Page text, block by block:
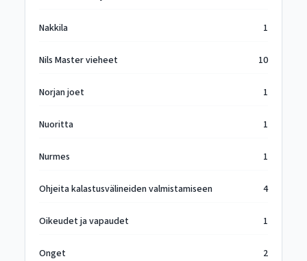
Nakkila 1
Nils Master vieheet 10
Norjan joet 1
Nuoritta 1
Nurmes 1
Ohjeita kalastusvälineiden valmistamiseen 4
Oikeudet ja vapaudet 1
Onget 2